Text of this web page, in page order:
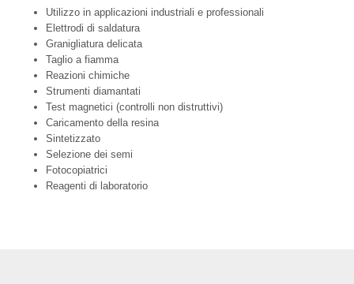
Utilizzo in applicazioni industriali e professionali
Elettrodi di saldatura
Granigliatura delicata
Taglio a fiamma
Reazioni chimiche
Strumenti diamantati
Test magnetici (controlli non distruttivi)
Caricamento della resina
Sintetizzato
Selezione dei semi
Fotocopiatrici
Reagenti di laboratorio